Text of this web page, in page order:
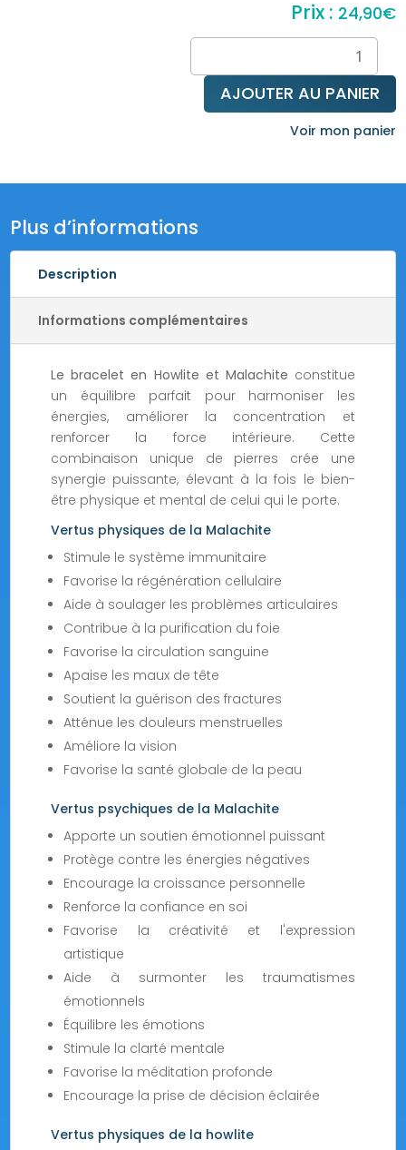
24,90€
quantité
Bracelet
howlite
AJOUTER AU PANIER
Voir mon panier
Plus d’informations
Description
Informations complémentaires
Le bracelet en Howlite et Malachite constitue
un équilibre parfait pour harmoniser les
énergies, améliorer la concentration et
renforcer la force intérieure. Cette
combinaison unique de pierres crée une
synergie puissante, élevant à la fois le bien-
être physique et mental de celui qui le porte.
Vertus physiques de la Malachite
Stimule le système immunitaire
Favorise la régénération cellulaire
Aide à soulager les problèmes articulaires
Contribue à la purification du foie
Favorise la circulation sanguine
Apaise les maux de tête
Soutient la guérison des fractures
Atténue les douleurs menstruelles
Améliore la vision
Favorise la santé globale de la peau
Vertus psychiques de la Malachite
Apporte un soutien émotionnel puissant
Protège contre les énergies négatives
Encourage la croissance personnelle
Renforce la confiance en soi
Favorise la créativité et l'expression
artistique
Aide à surmonter les traumatismes
émotionnels
Équilibre les émotions
Stimule la clarté mentale
Favorise la méditation profonde
Encourage la prise de décision éclairée
Vertus physiques de la howlite